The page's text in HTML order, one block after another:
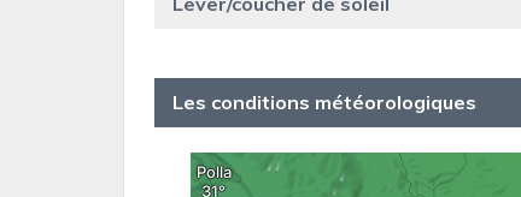
Les conditions météorologiques